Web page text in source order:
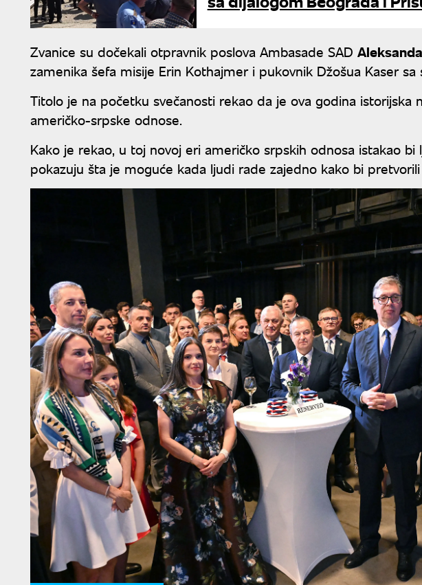
Zvanice su dočekali otpravnik poslova Ambasade SAD
zamenika šefa misije Erin Kothajmer i pukovnik Džošua Kaser sa
Titolo je na početku svečanosti rekao da je ova godina istorijska
američko-srpske odnose.
Kako je rekao, u toj novoj eri američko srpskih odnosa istakao
pokazuju šta je moguće kada ljudi rade zajedno kako bi